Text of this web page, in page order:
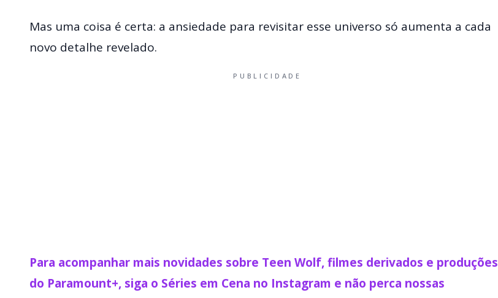
Mas uma coisa é certa: a ansiedade para revisitar esse universo só aumenta a cada
novo detalhe revelado.
PUBLICIDADE
Para acompanhar mais novidades sobre Teen Wolf, filmes derivados e produções
do Paramount+, siga o Séries em Cena no Instagram e não perca nossas